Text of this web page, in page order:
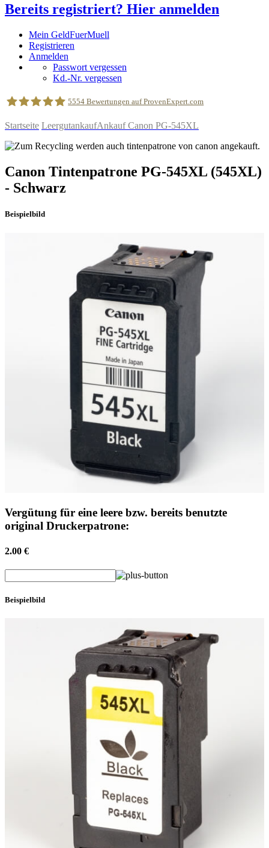
Bereits registriert? Hier anmelden
Mein GeldFuerMuell
Registrieren
Anmelden
Passwort vergessen
Kd.-Nr. vergessen
5554 Bewertungen auf ProvenExpert.com
Startseite LeergutankaufAnkauf Canon PG-545XL
Canon Tintenpatrone PG-545XL (545XL)
- Schwarz
Beispielbild
Vergütung für eine leere bzw. bereits benutzte
original Druckerpatrone:
2.00 €
Beispielbild